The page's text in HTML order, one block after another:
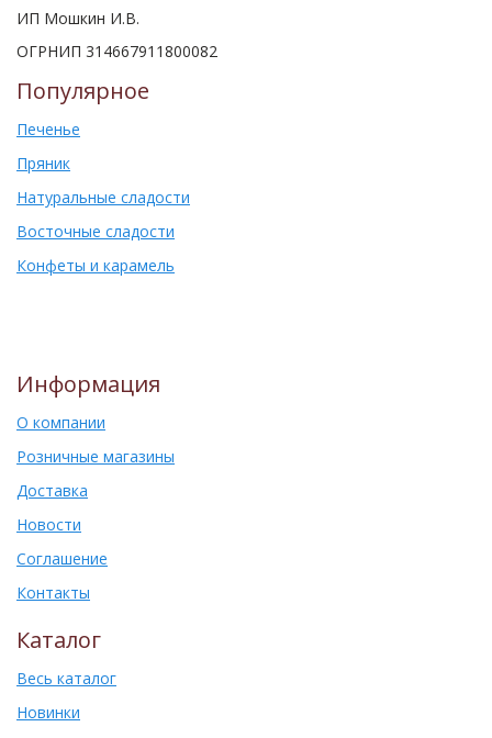
ИП Мошкин И.В.
ОГРНИП 314667911800082
Популярное
Печенье
Пряник
Натуральные сладости
Восточные сладости
Конфеты и карамель
Информация
О компании
Розничные магазины
Доставка
Новости
Соглашение
Контакты
Каталог
Весь каталог
Новинки